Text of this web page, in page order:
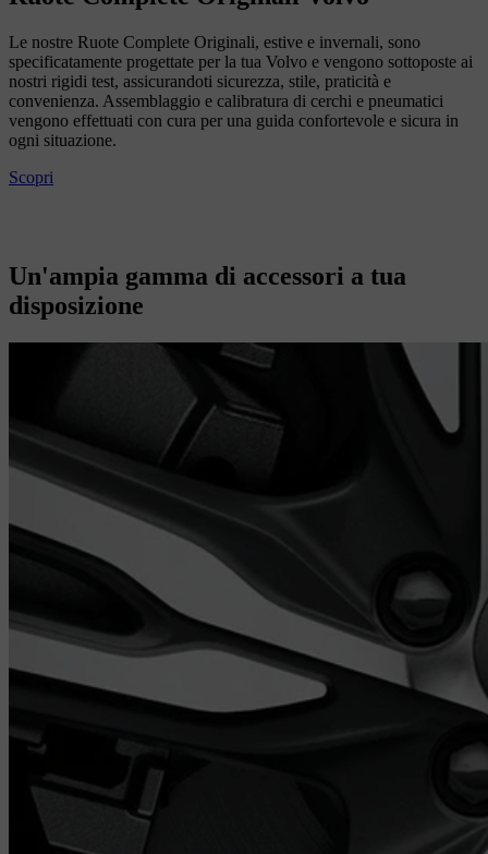
Le nostre Ruote Complete Originali, estive e invernali, sono
specificatamente progettate per la tua Volvo e vengono sottoposte ai
nostri rigidi test, assicurandoti sicurezza, stile, praticità e
convenienza. Assemblaggio e calibratura di cerchi e pneumatici
vengono effettuati con cura per una guida confortevole e sicura in
ogni situazione.
Scopri
Un'ampia gamma di accessori a tua
disposizione